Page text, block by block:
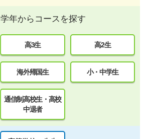
学年からコースを探す
高3生 高2生
海外帰国生 小・中学生
通信制高校生・高校
中退者